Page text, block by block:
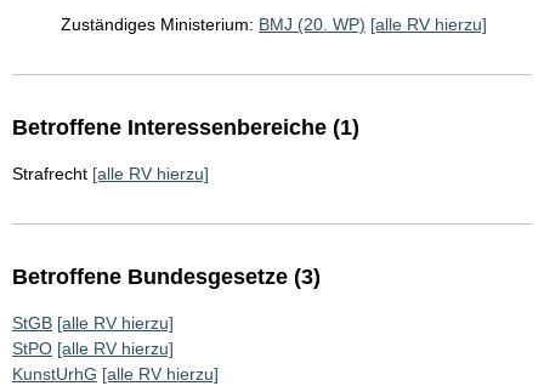
Zuständiges Ministerium: BMJ (20. WP) [alle RV hierzu]
Betroffene Interessenbereiche (1)
Strafrecht [alle RV hierzu]
Betroffene Bundesgesetze (3)
StGB [alle RV hierzu]
StPO [alle RV hierzu]
KunstUrhG [alle RV hierzu]